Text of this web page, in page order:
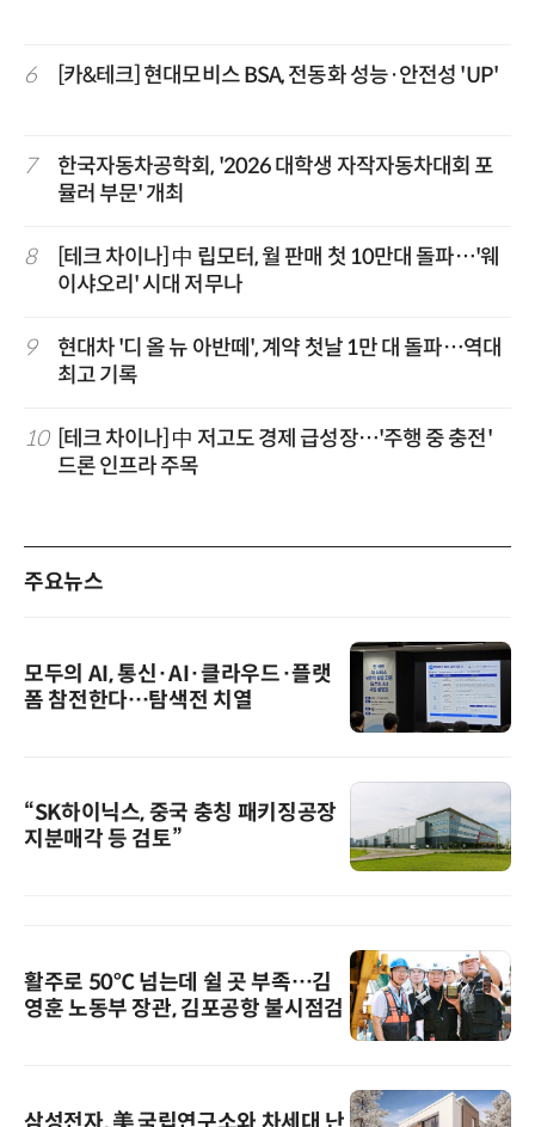
6 [카&테크] 현대모비스 BSA, 전동화 성능·안전성 'UP'
7
한국자동차공학회, '2026 대학생 자작자동차대회 포
뮬러 부문' 개최
8
[테크 차이나] 中 립모터, 월 판매 첫 10만대 돌파…'웨
이샤오리' 시대 저무나
9
현대차 '디 올 뉴 아반떼', 계약 첫날 1만 대 돌파…역대
최고 기록
10
[테크 차이나] 中 저고도 경제 급성장…'주행 중 충전'
드론 인프라 주목
주요뉴스
모두의 AI, 통신·AI·클라우드·플랫
폼 참전한다…탐색전 치열
“SK하이닉스, 중국 충칭 패키징공장
지분매각 등 검토”
활주로 50℃ 넘는데 쉴 곳 부족…김
영훈 노동부 장관, 김포공항 불시점검
삼성전자, 美 국립연구소와 차세대 난